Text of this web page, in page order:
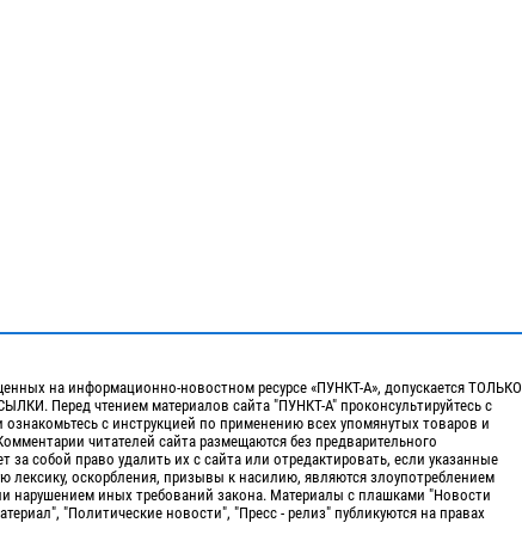
на информационно-новостном ресурсе «ПУНКТ-А», допускается ТОЛЬКО
Перед чтением материалов сайта "ПУНКТ-А" проконсультируйтесь с
с инструкцией по применению всех упомянутых товаров и
читателей сайта размещаются без предварительного
за собой право удалить их с сайта или отредактировать, если указанные
лексику, оскорбления, призывы к насилию, являются злоупотреблением
нарушением иных требований закона. Материалы с плашками "Новости
"Политические новости", "Пресс - релиз" публикуются на правах